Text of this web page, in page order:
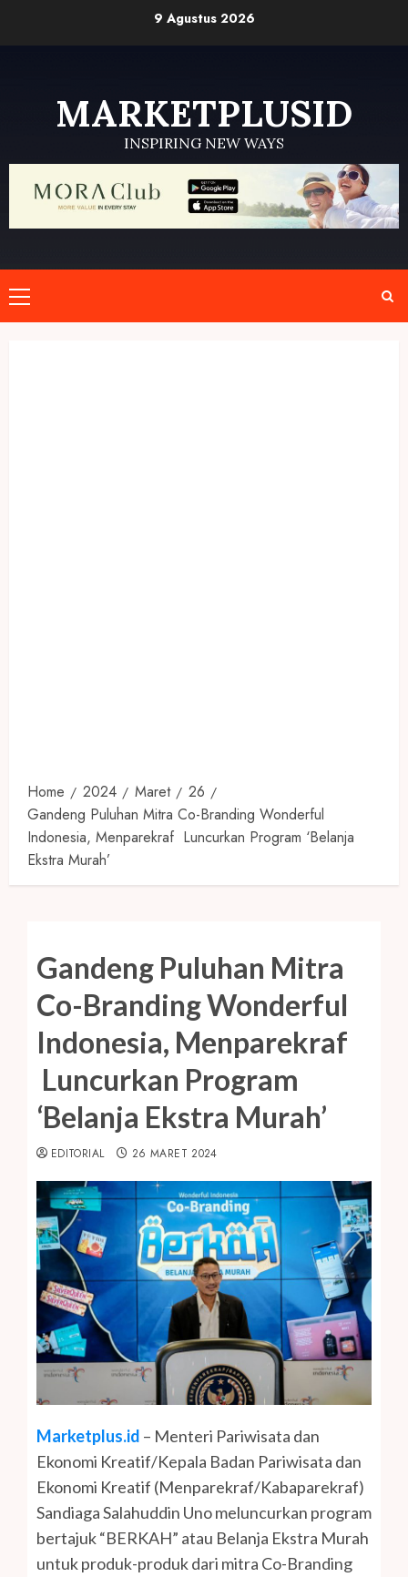
9 Agustus 2026
MARKETPLUSID
INSPIRING NEW WAYS
Primary
Menu
Home 2024 Maret
26
Gandeng Puluhan Mitra Co-Branding Wonderful
Indonesia, Menparekraf Luncurkan Program ‘Belanja
Ekstra Murah’
Gandeng Puluhan Mitra
Co-Branding Wonderful
Indonesia, Menparekraf
Luncurkan Program
‘Belanja Ekstra Murah’
EDITORIAL 26 MARET 2024
Marketplus.id – Menteri Pariwisata dan
Ekonomi Kreatif/Kepala Badan Pariwisata dan
Ekonomi Kreatif (Menparekraf/Kabaparekraf)
Sandiaga Salahuddin Uno meluncurkan program
bertajuk “BERKAH” atau Belanja Ekstra Murah
untuk produk-produk dari mitra Co-Branding